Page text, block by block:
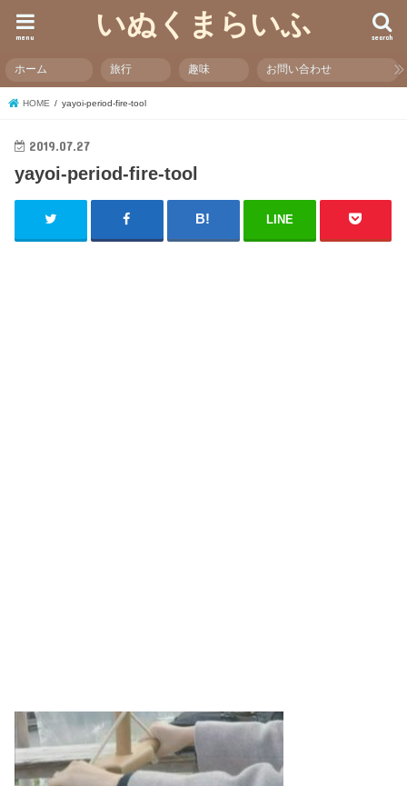
いぬくまらいふ search
menu
ホーム 旅行 趣味 お問い合わせ
HOME yayoi-period-fire-tool
2019.07.27
yayoi-period-fire-tool
LINE